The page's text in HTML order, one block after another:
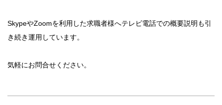
SkypeやZoomを利用した求職者様へテレビ電話での概要説明も引
き続き運用しています。
気軽にお問合せください。